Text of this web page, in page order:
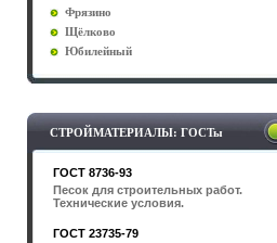
Фрязино
Щёлково
Юбилейный
СТРОЙМАТЕРИАЛЫ: ГОСТы
ГОСТ 8736-93
Песок для строительных работ.
Технические условия.
ГОСТ 23735-79